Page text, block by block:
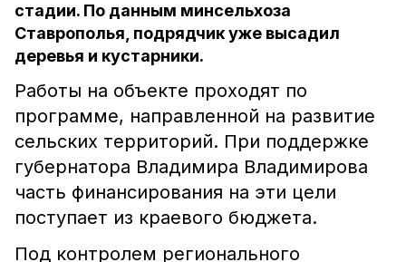
стадии. По данным минсельхоза
Ставрополья, подрядчик уже высадил
деревья и кустарники.
Работы на объекте проходят по
программе, направленной на развитие
сельских территорий. При поддержке
губернатора Владимира Владимирова
часть финансирования на эти цели
поступает из краевого бюджета.
Под контролем регионального